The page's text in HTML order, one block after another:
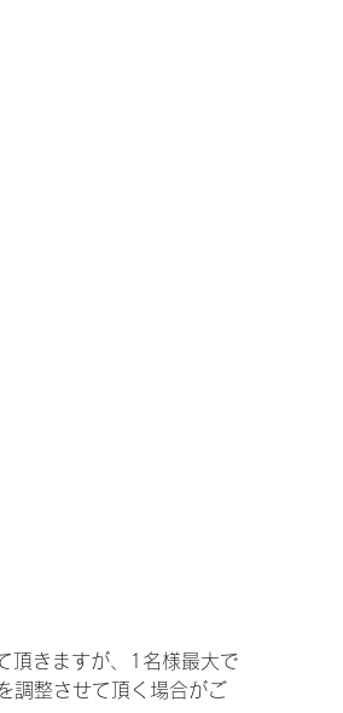
頂きますが、1名様最大で
調整させて頂く場合がご